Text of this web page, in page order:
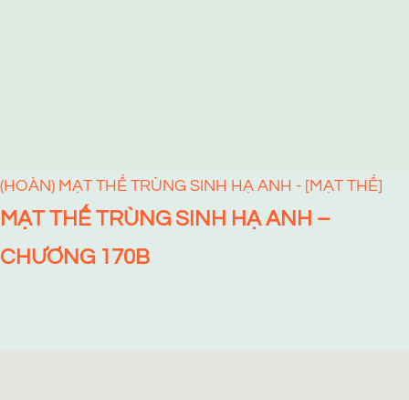
(HOÀN) MẠT THẾ TRÙNG SINH HẠ ANH - [MẠT THẾ]
MẠT THẾ TRÙNG SINH HẠ ANH –
CHƯƠNG 170B